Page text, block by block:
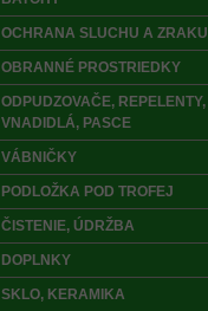
OCHRANA SLUCHU A ZRAKU
OBRANNÉ PROSTRIEDKY
ODPUDZOVAČE, REPELENTY,
VNADIDLÁ, PASCE
VÁBNIČKY
PODLOŽKA POD TROFEJ
ČISTENIE, ÚDRŽBA
DOPLNKY
SKLO, KERAMIKA